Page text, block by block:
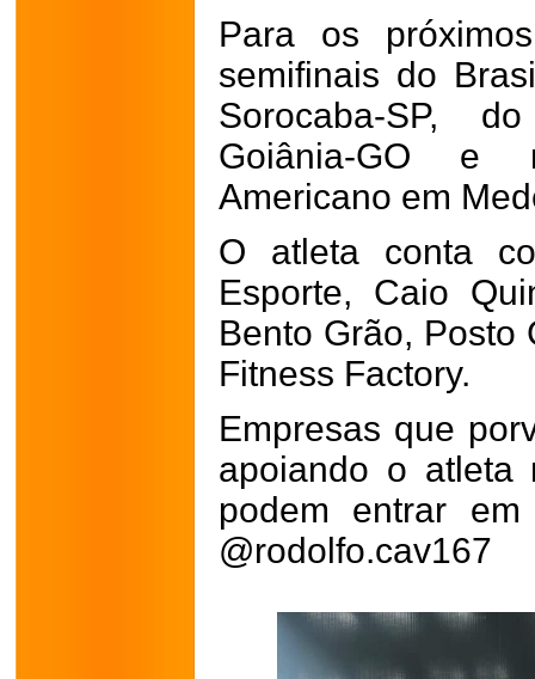
Para os
semifinais do
Sorocaba-SP,
Goiânia-GO e
Americano em
O atleta conta
Esporte, Caio
Bento Grão, Posto
Fitness Factory.
Empresas que
apoiando o atleta
podem entrar
@rodolfo.cav167